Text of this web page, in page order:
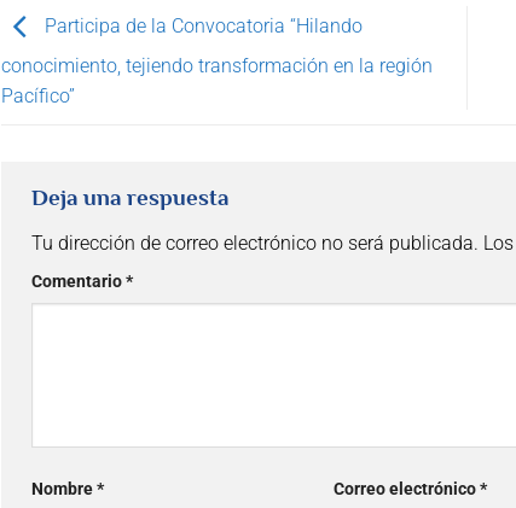
Participa de la Convocatoria “Hilando
conocimiento, tejiendo transformación en la región
Pacífico”
Deja una respuesta
Tu dirección de correo electrónico no será publicada.
Comentario*
Nombre* Correo electrónico*